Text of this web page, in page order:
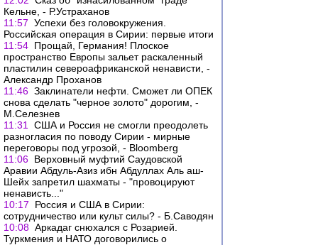
Кельне, - Р.Устраханов
11:57 Успехи без головокружения.
Российская операция в Сирии: первые итоги
11:54 Прощай, Германия! Плоское
пространство Европы зальет раскаленный
пластилин североафриканской ненависти, -
Александр Проханов
11:46 Заклинатели нефти. Сможет ли ОПЕК
снова сделать "черное золото" дорогим, -
М.Селезнев
11:31
США и Россия не смогли преодолеть
разногласия по поводу Сирии - мирные
переговоры под угрозой, - Bloomberg
11:06 Верховный муфтий Саудовской
Аравии Абдуль-Азиз ибн Абдуллах Аль аш-
Шейх запретил шахматы - "провоцируют
ненависть..."
10:17
Россия и США в Сирии:
сотрудничество или культ силы? - Б.Саводян
10:08 Аркадаг снюхался с Розарией.
Туркмения и НАТО договорились о